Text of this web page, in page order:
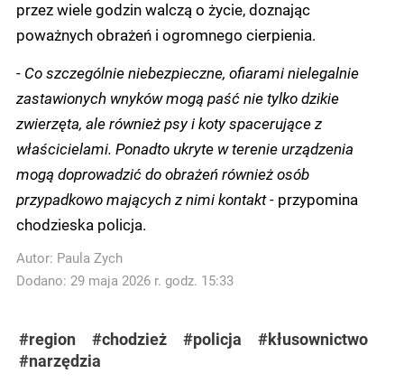
przez wiele godzin walczą o życie, doznając
poważnych obrażeń i ogromnego cierpienia.
- Co szczególnie niebezpieczne, ofiarami nielegalnie
zastawionych wnyków mogą paść nie tylko dzikie
zwierzęta, ale również psy i koty spacerujące z
właścicielami. Ponadto ukryte w terenie urządzenia
mogą doprowadzić do obrażeń również osób
przypadkowo mających z nimi kontakt - przypomina
chodzieska policja.
Autor: Paula Zych
Dodano: 29 maja 2026 r. godz. 15:33
#region #chodzież #policja
#kłusownictwo
#narzędzia